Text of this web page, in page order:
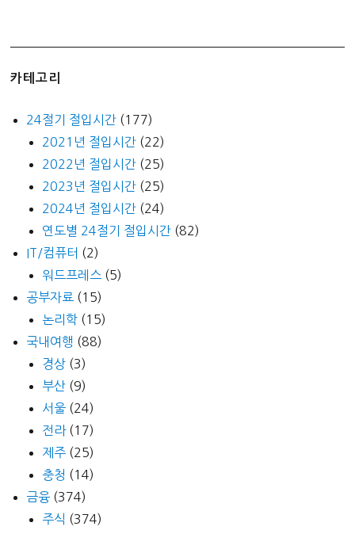
카테고리
24절기 절입시간 (177)
2021년 절입시간 (22)
2022년 절입시간 (25)
2023년 절입시간 (25)
2024년 절입시간 (24)
연도별 24절기 절입시간 (82)
IT/컴퓨터 (2)
워드프레스 (5)
공부자료 (15)
논리학 (15)
국내여행 (88)
경상 (3)
부산 (9)
서울 (24)
전라(17)
제주 (25)
충청 (14)
금융 (374)
주식 (374)